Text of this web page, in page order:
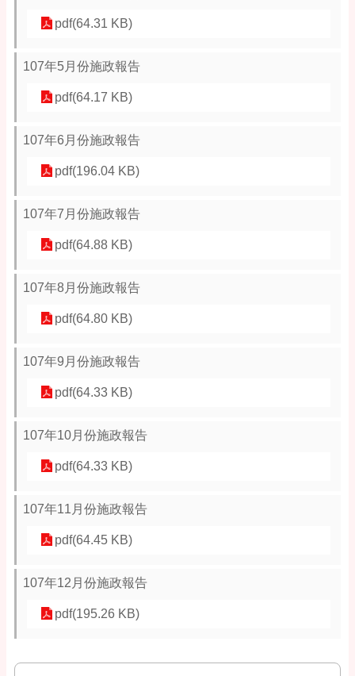
pdf(64.31 KB)
107年5月份施政報告
pdf(64.17 KB)
107年6月份施政報告
pdf(196.04 KB)
107年7月份施政報告
pdf(64.88 KB)
107年8月份施政報告
pdf(64.80 KB)
107年9月份施政報告
pdf(64.33 KB)
107年10月份施政報告
pdf(64.33 KB)
107年11月份施政報告
pdf(64.45 KB)
107年12月份施政報告
pdf(195.26 KB)